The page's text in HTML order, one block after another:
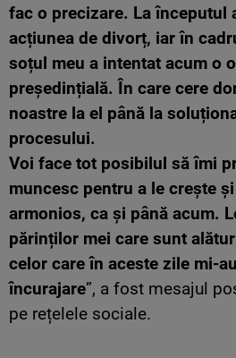
fac o precizare. La începutul
acțiunea de divorț, iar în
soțul meu a intentat acum o
președințială. În care cere
noastre la el până la
procesului.
Voi face tot posibilul să îmi
muncesc pentru a le crește
armonios, ca și până acum.
părinților mei care sunt
celor care în aceste zile mi-
încurajare”, a fost mesajul
pe rețelele sociale.